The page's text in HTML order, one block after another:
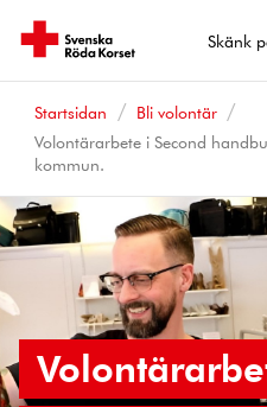
Skänk
Startsidan
Bli volontär
Volontärarbete i Second
kommun.